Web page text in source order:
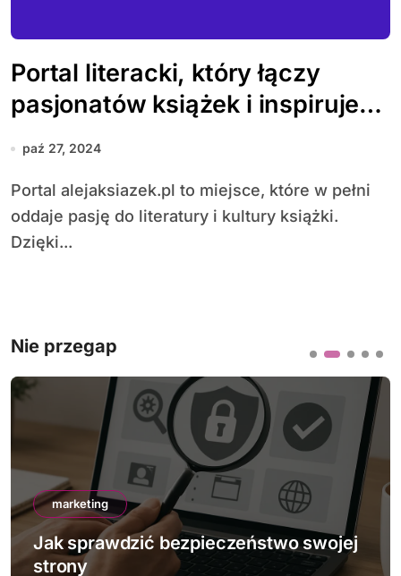
Portal literacki, który łączy
pasjonatów książek i inspiruje
do czytania
paź 27, 2024
Portal alejaksiazek.pl to miejsce, które w pełni
oddaje pasję do literatury i kultury książki.
Dzięki...
Nie przegap
marketing
Jak sprawdzić bezpieczeństwo swojej
strony